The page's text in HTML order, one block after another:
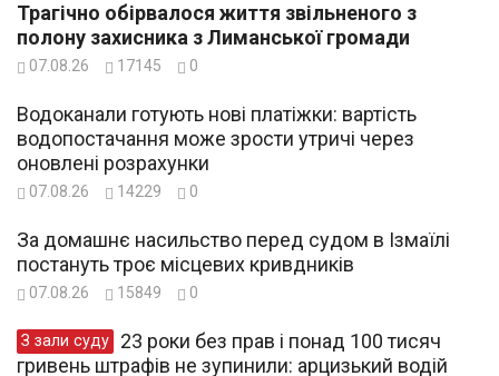
Трагічно обірвалося життя звільненого з
полону захисника з Лиманської громади
07.08.26 17145 0
Водоканали готують нові платіжки: вартість
водопостачання може зрости утричі через
оновлені розрахунки
07.08.26 14229 0
За домашнє насильство перед судом в Ізмаїлі
постануть троє місцевих кривдників
07.08.26 15849 0
З зали суду
гривень штрафів не зупинили: арцизький водій